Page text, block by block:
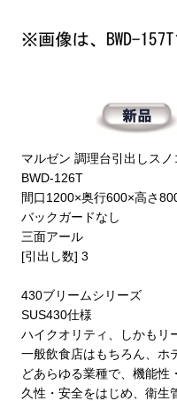
マルゼン 調理台引出しスノ
BWD-126T
間口1200×奥行600×高さ
バックガードなし
三面アール
[引出し数] 3
430ブリームシリーズ
SUS430仕様
ハイクオリティ、しかもリ
一般飲食店はもちろん、ホ
どあらゆる業種で、機能性
久性・安全をはじめ、衛生